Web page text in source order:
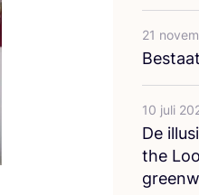
21
10 juli
De
the